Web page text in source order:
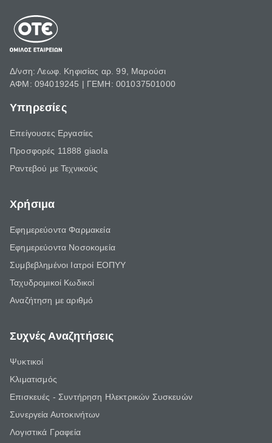
Δ/νση: Λεωφ. Κηφισίας αρ. 99, Μαρούσι
ΑΦΜ: 094019245 | ΓΕΜΗ: 001037501000
Υπηρεσίες
Επείγουσες Εργασίες
Προσφορές 11888 giaola
Ραντεβού με Τεχνικούς
Χρήσιμα
Εφημερεύοντα Φαρμακεία
Εφημερεύοντα Νοσοκομεία
Συμβεβλημένοι Ιατροί ΕΟΠΥΥ
Ταχυδρομικοί Κωδικοί
Αναζήτηση με αριθμό
Συχνές Αναζητήσεις
Ψυκτικοί
Κλιματισμός
Επισκευές - Συντήρηση Ηλεκτρικών Συσκευών
Συνεργεία Αυτοκινήτων
Λογιστικά Γραφεία